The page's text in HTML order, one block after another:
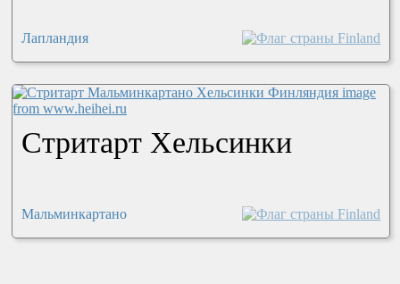
Лапландия
Стритарт Хельсинки
Мальминкартано